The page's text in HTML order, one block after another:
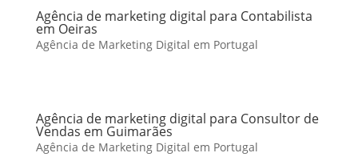
Agência de marketing digital para Contabilista
em Oeiras
Agência de Marketing Digital em Portugal
Agência de marketing digital para Consultor de
Vendas em Guimarães
Agência de Marketing Digital em Portugal